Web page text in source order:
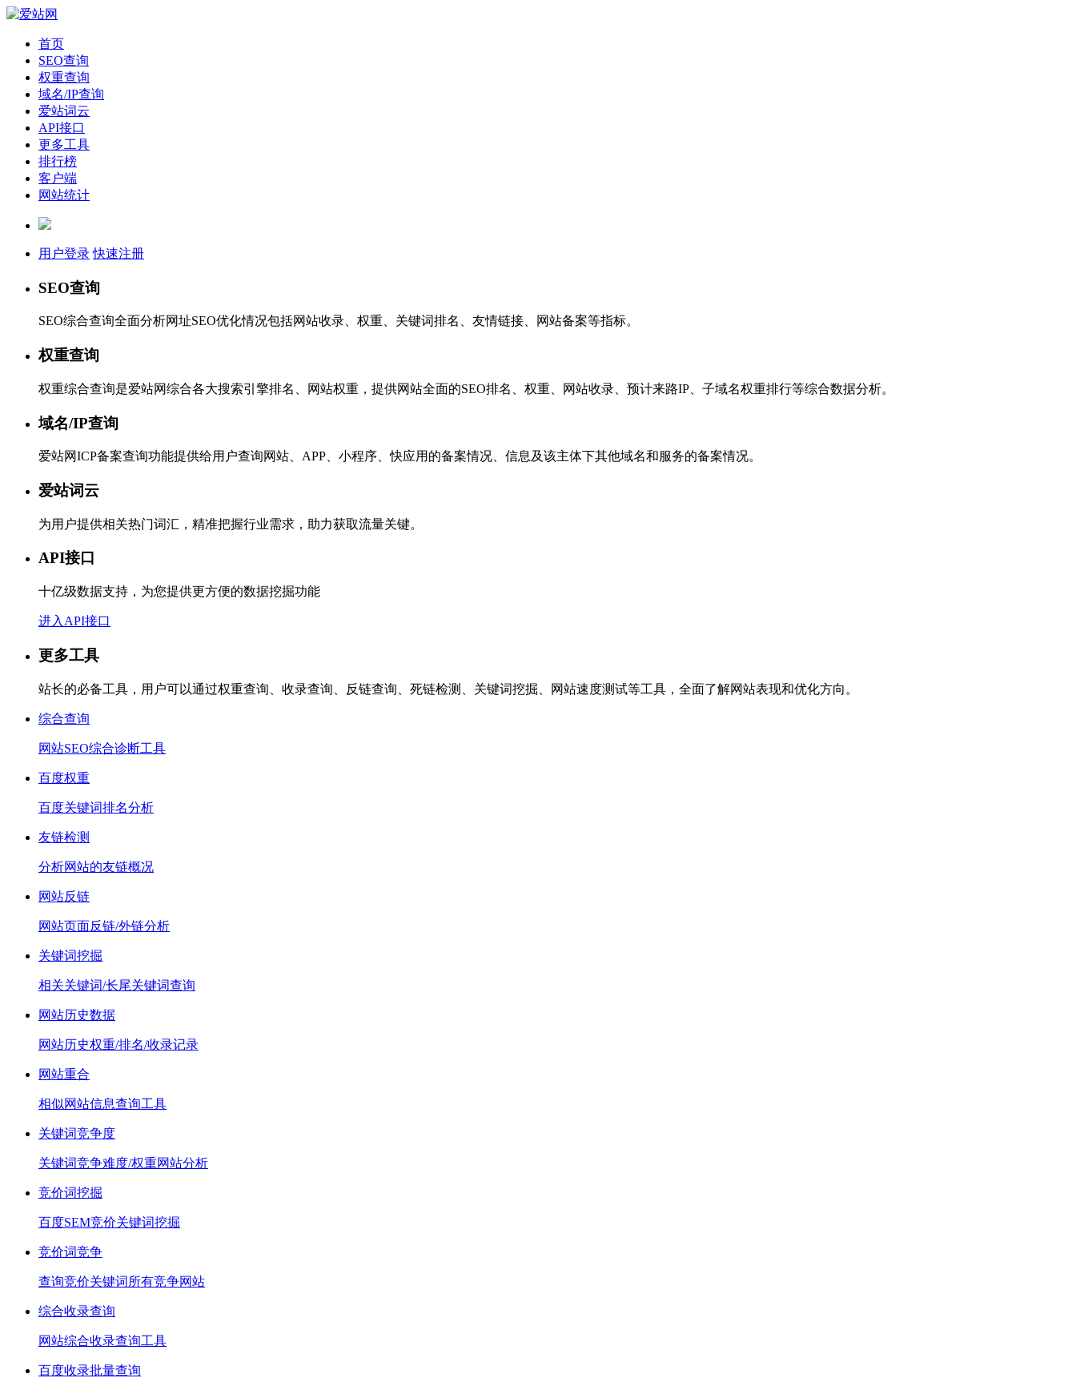
首页
SEO查询
权重查询
域名/IP查询
爱站词云
API接口
更多工具
排行榜
客户端
网站统计
用户登录 快速注册
SEO查询
SEO综合查询全面分析网址SEO优化情况包括网站收录、权重、关键词排名、友情链接、网站备案等指标。
权重查询
权重综合查询是爱站网综合各大搜索引擎排名、网站权重，提供网站全面的SEO排名、权重、网站收录、预计来路IP、子域名权重排行等综合数据分析。
域名/IP查询
爱站网ICP备案查询功能提供给用户查询网站、APP、小程序、快应用的备案情况、信息及该主体下其他域名和服务的备案情况。
爱站词云
为用户提供相关热门词汇，精准把握行业需求，助力获取流量关键。
API接口
十亿级数据支持，为您提供更方便的数据挖掘功能
进入API接口
更多工具
站长的必备工具，用户可以通过权重查询、收录查询、反链查询、死链检测、关键词挖掘、网站速度测试等工具，全面了解网站表现和优化方向。
综合查询
网站SEO综合诊断工具
百度权重
百度关键词排名分析
友链检测
分析网站的友链概况
网站反链
网站页面反链/外链分析
关键词挖掘
相关关键词/长尾关键词查询
网站历史数据
网站历史权重/排名/收录记录
网站重合
相似网站信息查询工具
关键词竞争度
关键词竞争难度/权重网站分析
竞价词挖掘
百度SEM竞价关键词挖掘
竞价词竞争
查询竞价关键词所有竞争网站
综合收录查询
网站综合收录查询工具
百度收录批量查询